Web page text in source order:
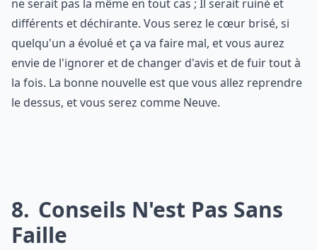
ne serait pas la même en tout cas ; Il serait ruiné et
différents et déchirante. Vous serez le cœur brisé, si
quelqu'un a évolué et ça va faire mal, et vous aurez
envie de l'ignorer et de changer d'avis et de fuir tout à
la fois. La bonne nouvelle est que vous allez reprendre
le dessus, et vous serez comme Neuve.
8 Conseils N'est Pas Sans
Faille